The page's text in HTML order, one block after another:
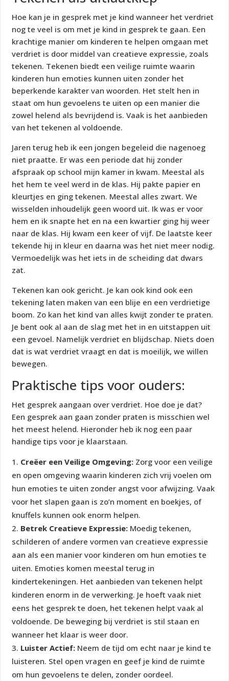
Hoe kan je in gesprek met je kind wanneer het verdriet
nog te veel is om met je kind in gesprek te gaan. Een
krachtige manier om kinderen te helpen omgaan met
verdriet is door middel van creatieve expressie, zoals
tekenen. Tekenen biedt een veilige ruimte waarin
kinderen hun emoties kunnen uiten zonder het
beperkende karakter van woorden. Het stelt hen in
staat om hun gevoelens te uiten op een manier die
zowel helend als bevrijdend is. Vaak is het aanbieden
van het tekenen al voldoende.
Jaren terug heb ik een jongen begeleid die nagenoeg
niet praatte. Er was een periode dat hij zonder
afspraak op school mijn kamer in kwam. Meestal als
het hem te veel werd in de klas. Hij pakte papier en
kleurtjes en ging tekenen. Meestal alles zwart. We
wisselden inhoudelijk geen woord uit. Ik was er voor
hem en ik snapte het en na een kwartier ging hij weer
naar de klas. Hij kwam een keer of vijf. De laatste keer
tekende hij in kleur en daarna was het niet meer nodig.
Vermoedelijk was het iets in de scheiding dat dwars
zat.
Tekenen kan ook gericht. Je kan ook kind ook een
tekening laten maken van een blije en een verdrietige
boom. Zo kan het kind van alles kwijt zonder te praten.
Je bent ook al aan de slag met het in en uitstappen uit
een gevoel. Namelijk verdriet en blijdschap. Niets doen
dat is wat verdriet vraagt en dat is moeilijk, we willen
bewegen.
Praktische tips voor ouders:
Het gesprek aangaan over verdriet. Hoe doe je dat?
Een gesprek aan gaan zonder praten is misschien wel
het meest helend. Hieronder heb ik nog een paar
handige tips voor je klaarstaan.
Creëer een Veilige Omgeving: Zorg voor een veilige
en open omgeving waarin kinderen zich vrij voelen om
hun emoties te uiten zonder angst voor afwijzing. Vaak
voor het slapen gaan is zo’n moment en boekjes, of
knuffels kunnen ook enorm helpen.
Betrek Creatieve Expressie: Moedig tekenen,
schilderen of andere vormen van creatieve expressie
aan als een manier voor kinderen om hun emoties te
uiten. Emoties komen meestal terug in
kindertekeningen. Het aanbieden van tekenen helpt
kinderen enorm in de verwerking. Je hoeft vaak niet
eens het gesprek te doen, het tekenen helpt vaak al
voldoende. De beweging bij verdriet is stil staan en
wanneer het klaar is weer door.
Luister Actief: Neem de tijd om echt naar je kind te
luisteren. Stel open vragen en geef je kind de ruimte
om hun gevoelens te delen, zonder oordeel.